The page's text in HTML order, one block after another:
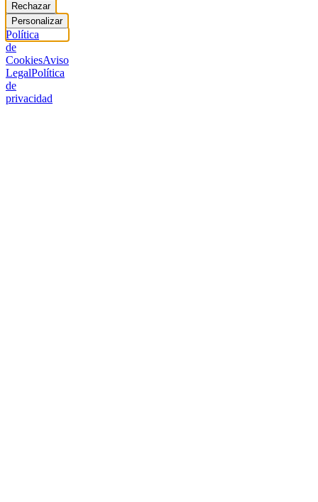
Rechazar
Personalizar
Política
de
CookiesAviso
LegalPolítica
de
privacidad